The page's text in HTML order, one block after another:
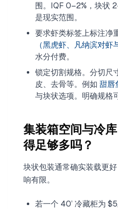
围。IQF 0–2%，块状
是现实范围。
要求虾类标签上标注净
（黑虎虾、凡纳滨对虾
水分付费。
锁定切割规格。分切尺
皮、去骨等。例如 甜唇
与块状选项。明确规格
集装箱空间与冷
得足够多吗？
块状包装通常确实装载更
响有限。
若一个 40’ 冷藏柜为